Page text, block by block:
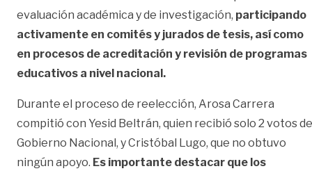
evaluación académica y de investigación, participando
activamente en comités y jurados de tesis, así como
en procesos de acreditación y revisión de programas
educativos a nivel nacional.
Durante el proceso de reelección, Arosa Carrera
compitió con Yesid Beltrán, quien recibió solo 2 votos
Gobierno Nacional, y Cristóbal Lugo, que no obtuvo
ningún apoyo. Es importante destacar que los